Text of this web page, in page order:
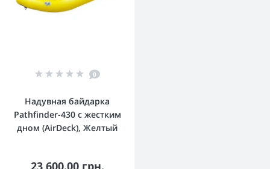
0
Надувная байдарка
Pathfinder-430 с жестким
дном (AirDeck), Желтый
23 600.00 грн.